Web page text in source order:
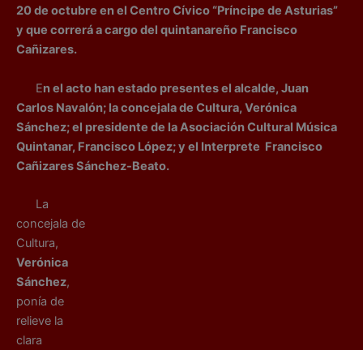
20 de octubre en el Centro Cívico “Príncipe de Asturias”
y que correrá a cargo del quintanareño Francisco
Cañizares.
En el acto han estado presentes el alcalde, Juan
Carlos Navalón; la concejala de Cultura, Verónica
Sánchez; el presidente de la Asociación Cultural Música
Quintanar, Francisco López; y el Interprete Francisco
Cañizares Sánchez-Beato.
La
concejala de
Cultura,
Verónica
Sánchez,
ponía de
relieve la
clara